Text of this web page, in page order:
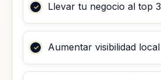
Llevar tu negocio al top 3
Aumentar visibilidad local